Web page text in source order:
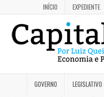
INÍCIO EXPEDIENTE
GOVERNO LEGISLATIVO